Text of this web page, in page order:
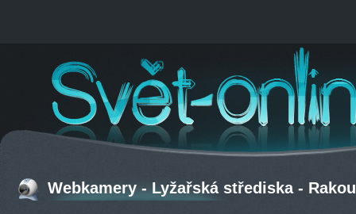
Webkamery - Lyžařská střediska -